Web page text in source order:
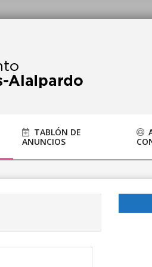
a ayuntamiento@alalpardo.org
TABLÓN DE
ANUNCIOS